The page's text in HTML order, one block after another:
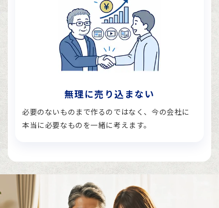
無理に売り込まない
必要のないものまで作るのではなく、今の会社に
本当に必要なものを一緒に考えます。